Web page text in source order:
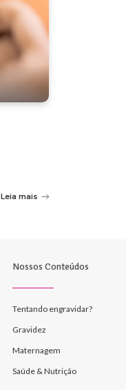
Leia mais
Nossos Conteúdos
Tentando engravidar?
Gravidez
Maternagem
Saúde & Nutrição